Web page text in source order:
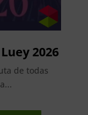
2026
de todas